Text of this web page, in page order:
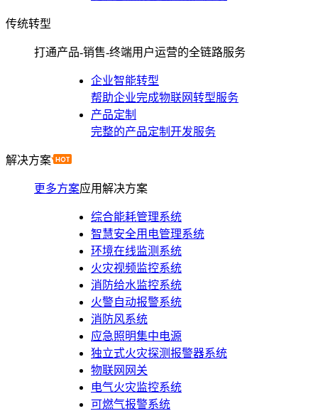
传统转型
打通产品-销售-终端用户运营的全链路服务
企业智能转型
帮助企业完成物联网转型服务
产品定制
完整的产品定制开发服务
解决方案
更多方案应用解决方案
综合能耗管理系统
智慧安全用电管理系统
环境在线监测系统
火灾视频监控系统
消防给水监控系统
火警自动报警系统
消防风系统
应急照明集中电源
独立式火灾探测报警器系统
物联网网关
电气火灾监控系统
可燃气报警系统